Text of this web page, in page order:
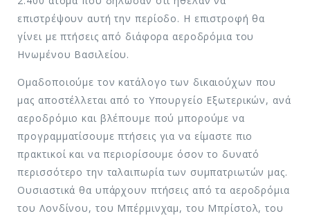
επιστρέψουν αυτή την περίοδο. Η επιστροφή θα
γίνει με πτήσεις από διάφορα αεροδρόμια του
Ηνωμένου Βασιλείου.
Ομαδοποιούμε τον κατάλογο των δικαιούχων που
μας αποστέλλεται από το Υπουργείο Εξωτερικών, ανά
αεροδρόμιο και βλέπουμε πού μπορούμε να
προγραμματίσουμε πτήσεις για να είμαστε πιο
πρακτικοί και να περιορίσουμε όσον το δυνατό
περισσότερο την ταλαιπωρία των συμπατριωτών μας.
Ουσιαστικά θα υπάρχουν πτήσεις από τα αεροδρόμια
του Λονδίνου, του Μπέρμινχαμ, του Μπρίστολ, του